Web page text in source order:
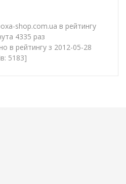
shop.com.ua в рейтингу
4335 раз
в рейтингу з 2012-05-28
5183]